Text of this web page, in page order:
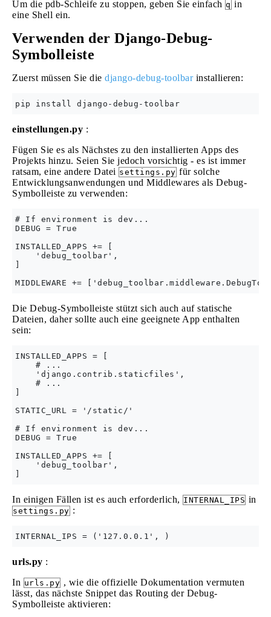
Um die pdb-Schleife zu stoppen, geben Sie einfach q in
eine Shell ein.
Verwenden der Django-Debug-
Symbolleiste
Zuerst müssen Sie die django-debug-toolbarinstallieren:
einstellungen.py :
Fügen Sie es als Nächstes zu den installierten Apps des
Projekts hinzu. Seien Sie jedoch vorsichtig - es ist immer
ratsam, eine andere Datei settings.py für solche
Entwicklungsanwendungen und Middlewares als Debug-
Symbolleiste zu verwenden:
# If environment is dev...
DEBUG = True
INSTALLED_APPS += [
    'debug_toolbar',
Die Debug-Symbolleiste stützt sich auch auf statische
Dateien, daher sollte auch eine geeignete App enthalten
sein:
INSTALLED_APPS = [
    # ...
    'django.contrib.staticfiles',
    # ...
STATIC_URL = '/static/'
# If environment is dev...
DEBUG = True
INSTALLED_APPS += [
    'debug_toolbar',
In einigen Fällen ist es auch erforderlich, INTERNAL_IPS in
settings.py :
urls.py :
In urls.py , wie die offizielle Dokumentation vermuten
lässt, das nächste Snippet das Routing der Debug-
Symbolleiste aktivieren: